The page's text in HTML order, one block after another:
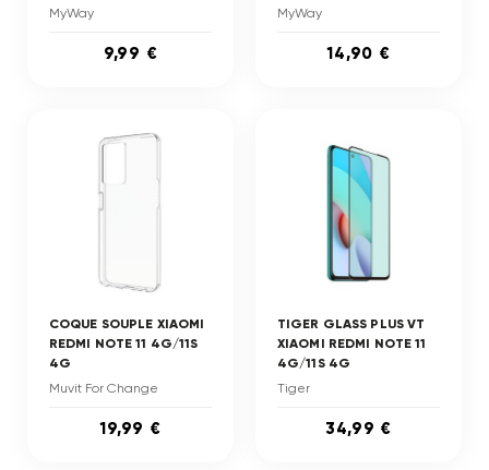
MyWay
9,99 €
MyWay
14,90 €
COQUE SOUPLE XIAOMI
REDMI NOTE 11 4G/11S
4G
Muvit For Change
19,99 €
TIGER GLASS PLUS VT
XIAOMI REDMI NOTE 11
4G/11S 4G
Tiger
34,99 €